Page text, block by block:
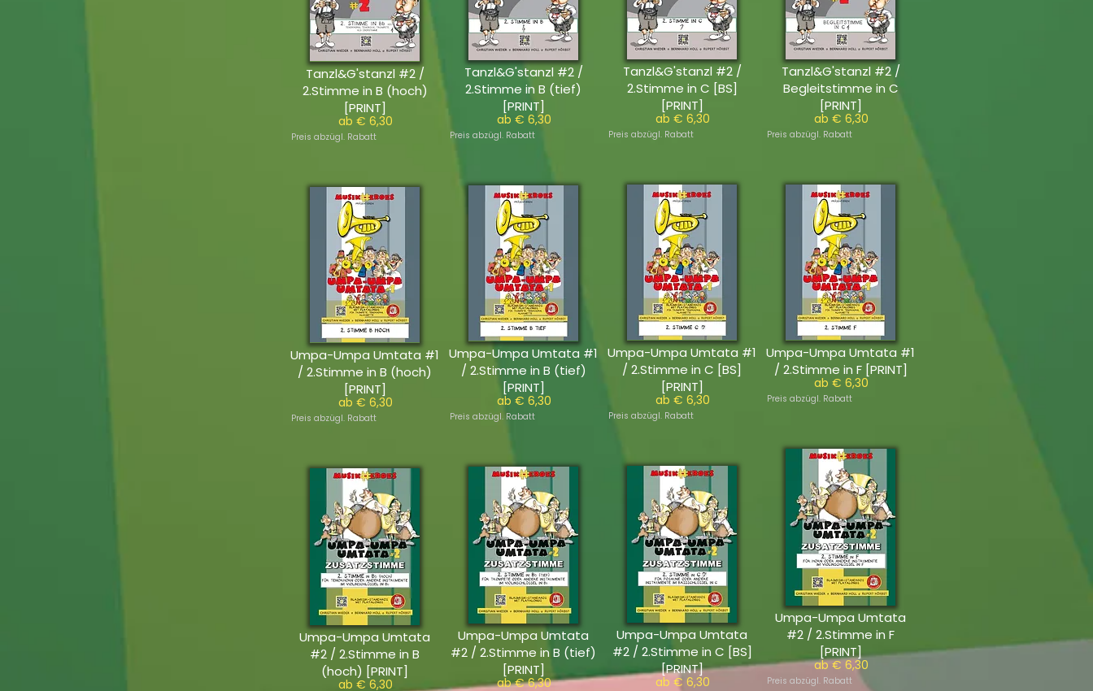
Tanzl&G'stanzl #2 /
2.Stimme in B (hoch)
[PRINT]
ab € 6,30
Preis abzügl. Rabatt
Umpa-Umpa Umtata #1
/ 2.Stimme in B (hoch)
[PRINT]
ab € 6,30
Preis abzügl. Rabatt
Umpa-Umpa Umtata
#2 / 2.Stimme in B
(hoch) [PRINT]
ab € 6,30
Tanzl&G'stanzl #2 /
2.Stimme in B (tief)
[PRINT]
ab € 6,30
Preis abzügl. Rabatt
Umpa-Umpa Umtata #1
/ 2.Stimme in B (tief)
[PRINT]
ab € 6,30
Preis abzügl. Rabatt
Umpa-Umpa Umtata
#2 / 2.Stimme in B (tief)
[PRINT]
ab € 6,30
Tanzl&G'stanzl #2 /
2.Stimme in C [BS]
[PRINT]
ab € 6,30
Preis abzügl. Rabatt
Umpa-Umpa Umtata #1
/ 2.Stimme in C [BS]
[PRINT]
ab € 6,30
Preis abzügl. Rabatt
Umpa-Umpa Umtata
#2 / 2.Stimme in C [BS]
[PRINT]
ab € 6,30
Tanzl&G'stanzl #2 /
Begleitstimme in C
[PRINT]
ab € 6,30
Preis abzügl. Rabatt
Umpa-Umpa Umtata #1
/ 2.Stimme in F [PRINT]
ab € 6,30
Preis abzügl. Rabatt
Umpa-Umpa Umtata
#2 / 2.Stimme in F
[PRINT]
ab € 6,30
Preis abzügl. Rabatt